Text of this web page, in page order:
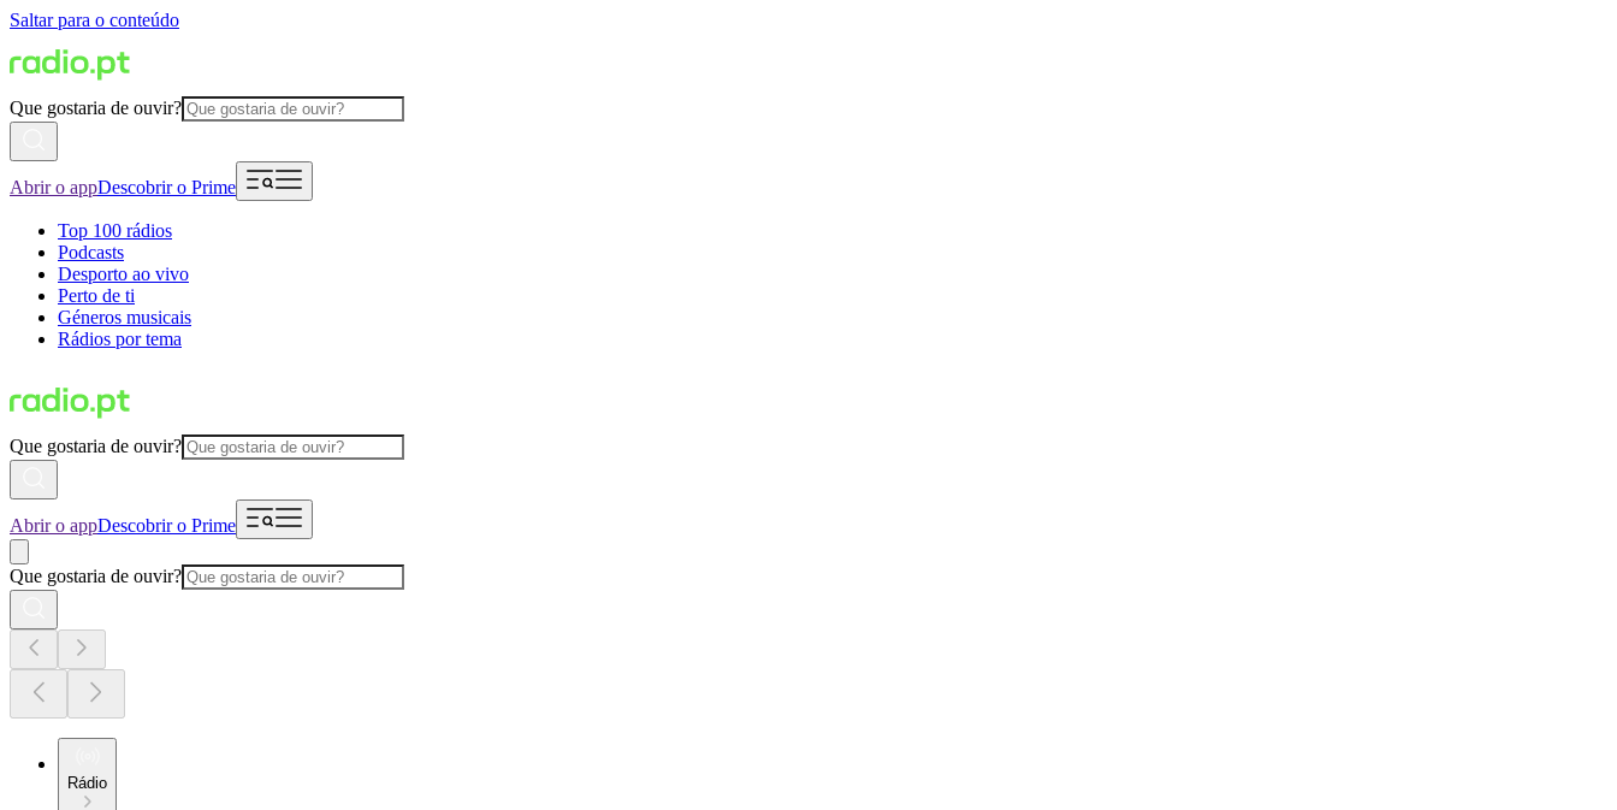
Saltar para o conteúdo
Que gostaria de ouvir?
Abrir o appDescobrir o Prime
Top 100 rádios
Podcasts
Desporto ao vivo
Perto de ti
Géneros musicais
Rádios por tema
Que gostaria de ouvir?
Abrir o appDescobrir o Prime
Que gostaria de ouvir?
Rádio